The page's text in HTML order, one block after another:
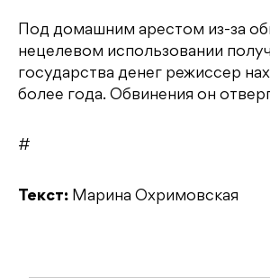
Под домашним арестом из-за
нецелевом использовании
государства денег режиссер
более года. Обвинения он
#
Текст: Марина Охримовская